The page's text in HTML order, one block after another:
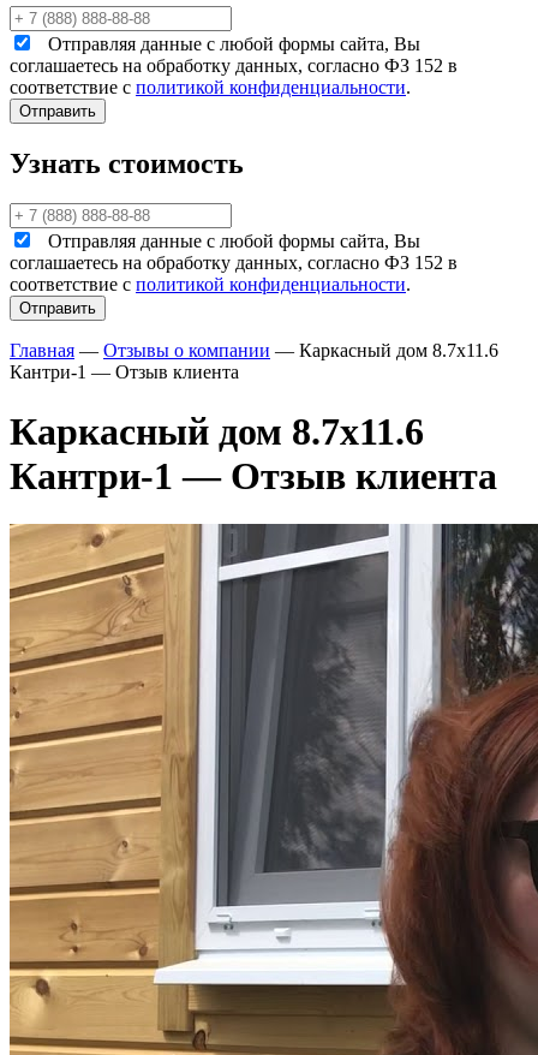
Отправляя данные с любой формы сайта, Вы
соглашаетесь на обработку данных, согласно ФЗ 152 в
соответствие с политикой конфиденциальности.
Узнать стоимость
Отправляя данные с любой формы сайта, Вы
соглашаетесь на обработку данных, согласно ФЗ 152 в
соответствие с политикой конфиденциальности.
Главная — Отзывы о компании — Каркасный дом 8.7х11.6
Кантри-1 — Отзыв клиента
Каркасный дом 8.7х11.6
Кантри-1 — Отзыв клиента